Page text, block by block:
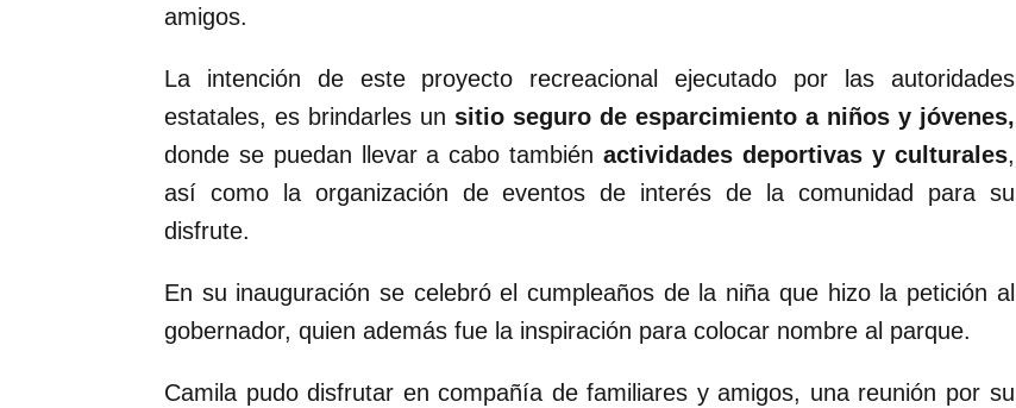
amigos.
La intención de este proyecto recreacional ejecutado por las autoridades
estatales, es brindarles un sitio seguro de esparcimiento a niños y jóvenes,
donde se puedan llevar a cabo tambiénactividades deportivas y culturales,
así como la organización de eventos de interés de la comunidad para su
disfrute.
En su inauguración se celebró el cumpleaños de la niña que hizo la petición al
gobernador, quien además fue la inspiración para colocar nombre al parque.
Camila pudo disfrutar en compañía de familiares y amigos, una reunión por su